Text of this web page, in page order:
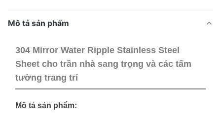
Mô tả sản phẩm
304 Mirror Water Ripple Stainless Steel
Sheet cho trần nhà sang trọng và các tấm
tường trang trí
Mô tả sản phẩm: